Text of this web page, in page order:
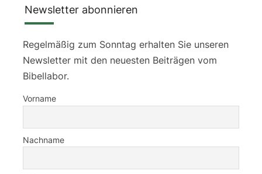
Newsletter abonnieren
Regelmäßig zum Sonntag erhalten Sie unseren
Newsletter mit den neuesten Beiträgen vom
Bibellabor.
Vorname
Nachname